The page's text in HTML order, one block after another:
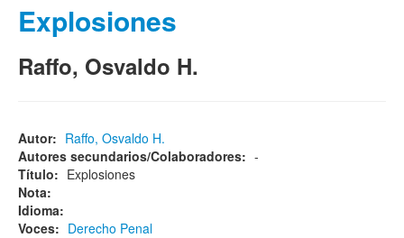
Explosiones
Raffo, Osvaldo H.
Autor: Raffo, Osvaldo H.
Autores secundarios/Colaboradores: -
Título: Explosiones
Nota:
Idioma:
Voces: Derecho Penal